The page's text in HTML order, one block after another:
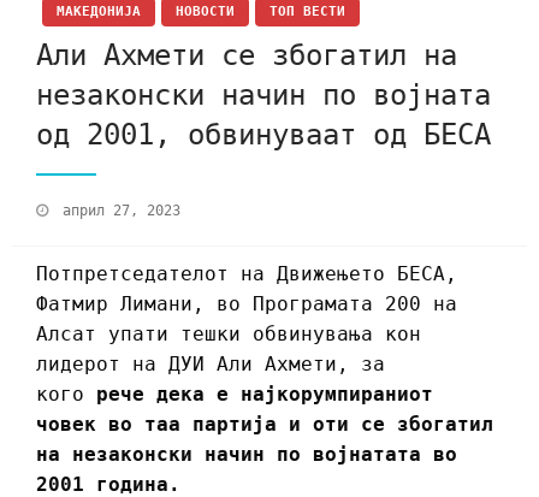
МАКЕДОНИЈА НОВОСТИ ТОП ВЕСТИ
Али Ахмети се збогатил на
незаконски начин по војната
од 2001, обвинуваат од БЕСА
април 27, 2023
Потпретседателот на Движењето БЕСА,
Фатмир Лимани, во Програмата 200 на
Алсат упати тешки обвинувања кон
лидерот на ДУИ Али Ахмети, за
кого рече дека е најкорумпираниот
човек во таа партија и оти се збогатил
на незаконски начин по војнатата во
2001 година.